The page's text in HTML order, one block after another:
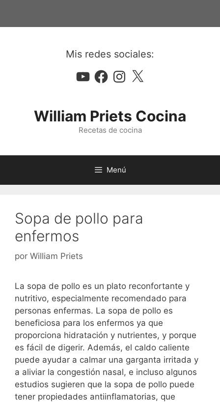
contenido
Mis redes sociales:
YouTubeFacebookInstagram
X
William Priets Cocina
Recetas de cocina
Menú
Sopa de pollo para
enfermos
por William Priets
La sopa de pollo es un plato reconfortante y
nutritivo, especialmente recomendado para
personas enfermas. La sopa de pollo es
beneficiosa para los enfermos ya que
proporciona hidratación y nutrientes, y porque
es fácil de digerir. Además, el caldo caliente
puede ayudar a calmar una garganta irritada y
a aliviar la congestión nasal, e incluso algunos
estudios sugieren que la sopa de pollo puede
tener propiedades antiinflamatorias, que